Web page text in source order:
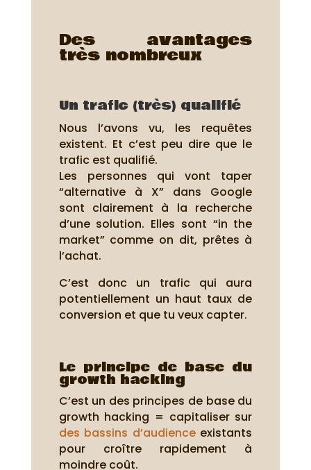
Des avantages
très nombreux
Un trafic (très) qualifié
Nous l’avons vu, les requêtes
existent. Et c’est peu dire que le
trafic est qualifié.
Les personnes qui vont taper
“alternative à X” dans Google
sont clairement à la recherche
d’une solution. Elles sont “in the
market” comme on dit, prêtes à
l’achat.
C’est donc un trafic qui aura
potentiellement un haut taux de
conversion et que tu veux capter.
Le principe de base du
growth hacking
C’est un des principes de base du
growth hacking = capitaliser sur
des bassins d’audienceexistants
pour croître rapidement à
moindre coût.